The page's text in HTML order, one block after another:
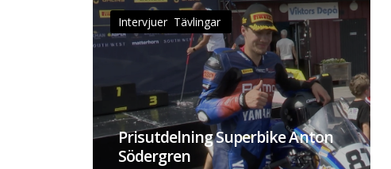
Intervjuer Tävlingar
Prisutdelning Superbike Anton
Södergren